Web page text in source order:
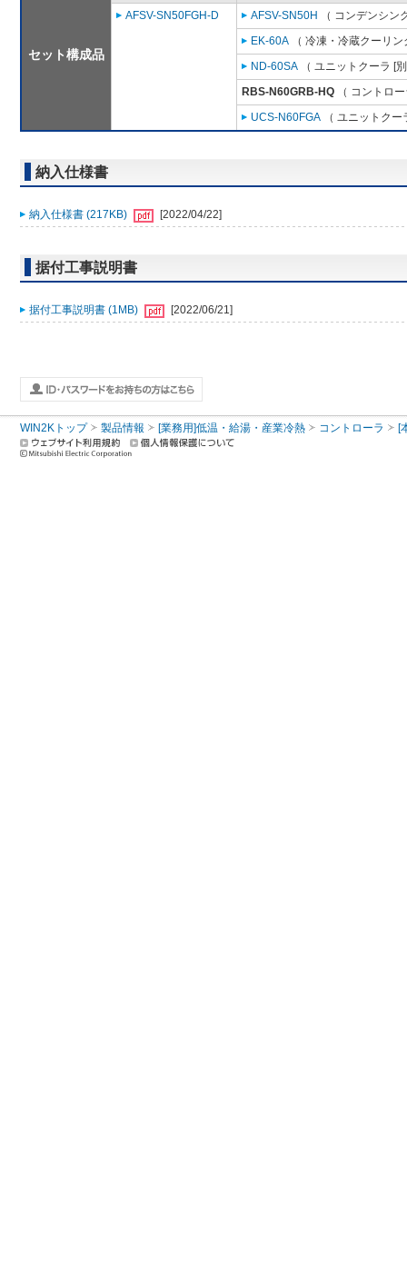
セット構成品
AFSV-SN50FGH-D
AFSV-SN50H
（ コンデンシン
EK-60A （ 冷凍・冷蔵クーリ
ND-60SA （ ユニットクーラ [
RBS-N60GRB-HQ （ コントロ
UCS-N60FGA （ ユニットク
納入仕様書
納入仕様書 (217KB) [2022/04/22]
据付工事説明書
据付工事説明書 (1MB) [2022/06/21]
WIN2Kトップ 製品情報 [業務用]低温・給湯・産業冷熱 コントローラ [